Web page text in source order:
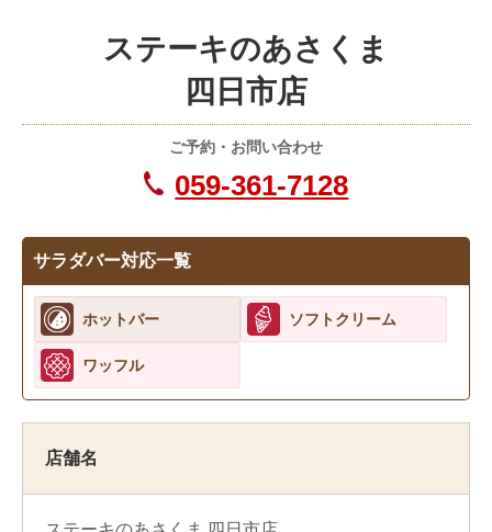
ステーキのあさくま
四日市店
ご予約・お問い合わせ
059-361-7128
サラダバー対応一覧
ホットバー ソフトクリーム
ワッフル
店舗名